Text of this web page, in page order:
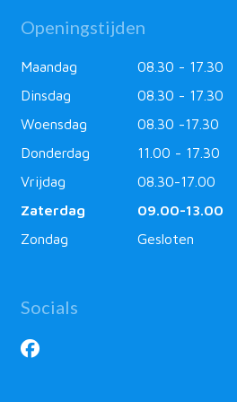
Openingstijden
Maandag
08.30 - 17.30
Dinsdag
08.30 - 17.30
Woensdag
08.30 -17.30
Donderdag
11.00 - 17.30
Vrijdag
08.30-17.00
Zaterdag
09.00-13.00
Zondag
Gesloten
Socials